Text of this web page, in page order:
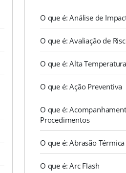
O que é: Análise de
O que é: Avaliação de
O que é: Alta Temperatura
O que é: Ação Preventiva
O que é:
Procedimentos
O que é: Abrasão Térmica
O que é: Arc Flash